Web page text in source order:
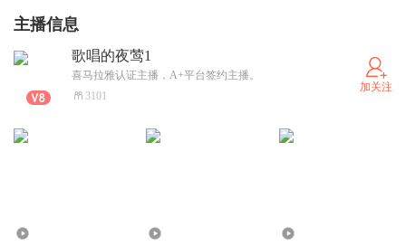
主播信息
歌唱的夜莺1
喜马拉雅认证主播，A+平台签约主播。
3101
加关注